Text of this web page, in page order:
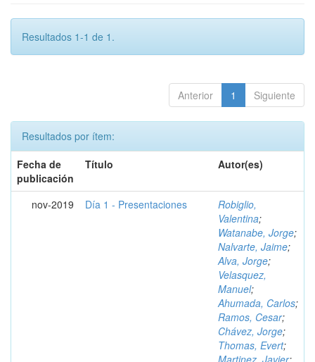
Resultados 1-1 de 1.
Anterior 1 Siguiente
Resultados por ítem:
Fecha de
publicación
Título Autor(es)
nov-2019 Día 1 - Presentaciones
Robiglio,
Valentina;
Watanabe, Jorge;
Nalvarte, Jaime;
Alva, Jorge;
Velasquez,
Manuel;
Ahumada, Carlos;
Ramos, Cesar;
Chávez, Jorge;
Thomas, Evert;
Martinez, Javier;